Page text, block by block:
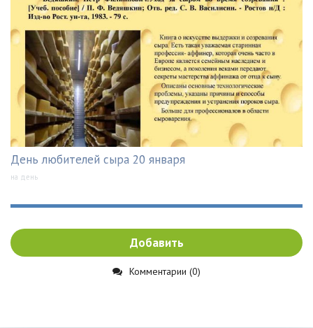
День любителей сыра 20 января
на день
Добавить
Комментарии (0)